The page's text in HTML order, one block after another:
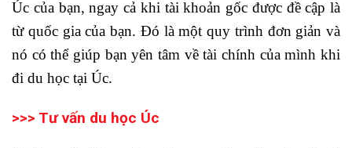
Úc của bạn, ngay cả khi tài khoản gốc được đề cập là
từ quốc gia của bạn. Đó là một quy trình đơn giản và
nó có thể giúp bạn yên tâm về tài chính của mình khi
đi du học tại Úc.
>>> Tư vấn du học Úc